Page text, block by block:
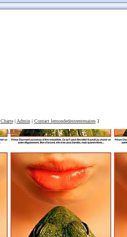
Charte| Admin| Contact lemondedestrentenaires]
© VIP Blog-Signaler un abus